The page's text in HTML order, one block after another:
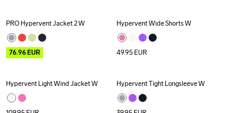
Outlet
PRO Hypervent Jacket 2 W
76.96EUR
Hypervent Wide Shorts W
49.95 EUR
Hypervent Light Wind Jacket W Hypervent Tight Longsleeve W